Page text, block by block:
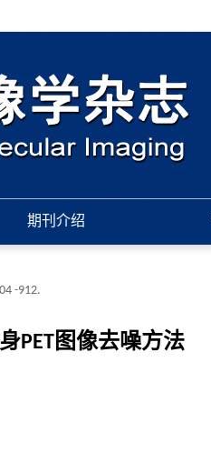
期刊介绍
-912.
PET图像去噪方法